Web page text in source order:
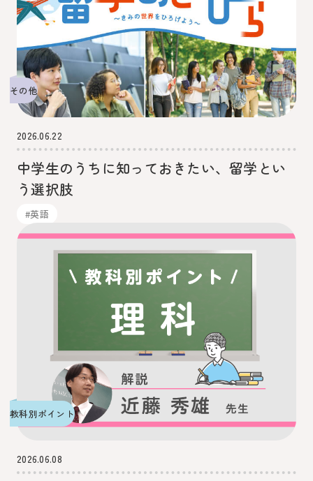
その他
2026.06.22
中学生のうちに知っておきたい、留学とい
う選択肢
#英語
教科別ポイント
2026.06.08